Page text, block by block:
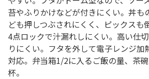
苔やふりかけなどが付きにくい。丼も
ども押しつぶされにくく、ピックスも
4点ロックで汁漏れしにくい。高い仕
りにくい。フタを外して電子レンジ加
対応。弁当箱1/2に入るご飯の量、茶
杯。